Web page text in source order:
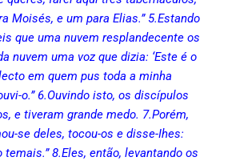
Moisés, e um para Elias.” 5.Estando
que uma nuvem resplandecente os
nuvem uma voz que dizia: ‘Este é o
em quem pus toda a minha
o.” 6.Ouvindo isto, os discípulos
e tiveram grande medo. 7.Porém,
se deles, tocou-os e disse-Ihes:
temais.” 8.Eles, então, levantando os